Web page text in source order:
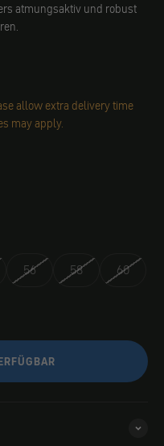
atmungsaktiv und robust
allow extra delivery time
may apply.
56 58 60